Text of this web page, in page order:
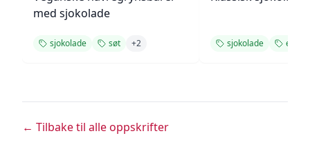
med sjokolade
sjokolade søt +2 sjokolade enkel
← Tilbake til alle oppskrifter